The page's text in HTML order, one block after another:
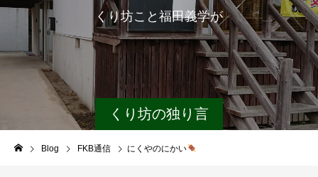
くり坊の独り言
くり坊 と 福田 義 学が
長 距 離大
Blog FKB通信 にくやのにかい